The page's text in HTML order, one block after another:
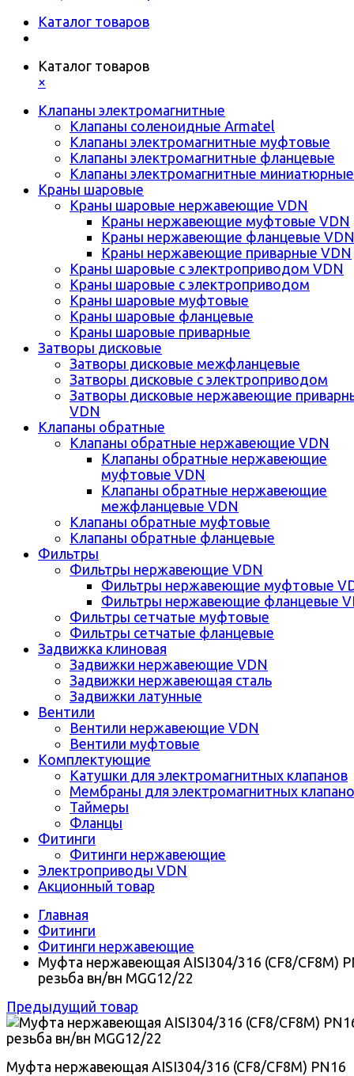
Каталог товаров
Каталог товаров
×
Клапаны электромагнитные
Клапаны соленоидные Armatel
Клапаны электромагнитные муфтовые
Клапаны электромагнитные фланцевые
Клапаны электромагнитные миниатюрные
Краны шаровые
Краны шаровые нержавеющие VDN
Краны нержавеющие муфтовые VDN
Краны нержавеющие фланцевые VDN
Краны нержавеющие приварные VDN
Краны шаровые с электроприводом VDN
Краны шаровые с электроприводом
Краны шаровые муфтовые
Краны шаровые фланцевые
Краны шаровые приварные
Затворы дисковые
Затворы дисковые межфланцевые
Затворы дисковые с электроприводом
Затворы дисковые нержавеющие
VDN
Клапаны обратные
Клапаны обратные нержавеющие VDN
Клапаны обратные нержавеющие
муфтовые VDN
Клапаны обратные нержавеющие
межфланцевые VDN
Клапаны обратные муфтовые
Клапаны обратные фланцевые
Фильтры
Фильтры нержавеющие VDN
Фильтры нержавеющие муфтовые
Фильтры нержавеющие фланцевые
Фильтры сетчатые муфтовые
Фильтры сетчатые фланцевые
Задвижка клиновая
Задвижки нержавеющие VDN
Задвижки нержавеющая сталь
Задвижки латунные
Вентили
Вентили нержавеющие VDN
Вентили муфтовые
Комплектующие
Катушки для электромагнитных клапанов
Мембраны для электромагнитных
Таймеры
Фланцы
Фитинги
Фитинги нержавеющие
Электроприводы VDN
Акционный товар
Главная
Фитинги
Фитинги нержавеющие
Муфта нержавеющая AISI304/316 (CF8/CF8M)
резьба вн/вн MGG12/22
Предыдущий товар
Муфта нержавеющая AISI304/316 (CF8/CF8M) PN16